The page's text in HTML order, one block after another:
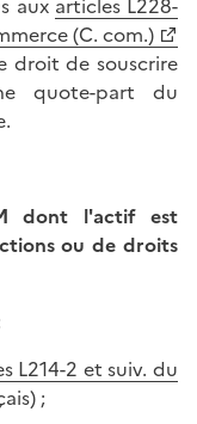
aux articles L228-
(C. com.)
droit de souscrire
quote-part du
dont l'actif est
ou de droits
L214-2 et suiv. du
;